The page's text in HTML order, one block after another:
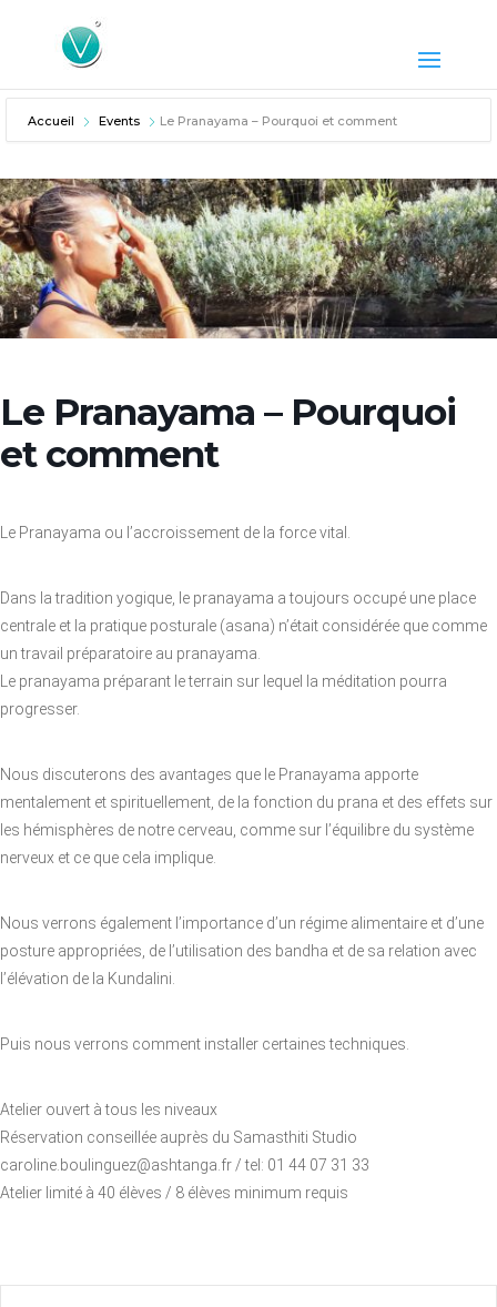
Accueil Events Le Pranayama – Pourquoi et comment
Le Pranayama – Pourquoi
et comment
Le Pranayama ou l’accroissement de la force vital.
Dans la tradition yogique, le pranayama a toujours occupé une place
centrale et la pratique posturale (asana) n’était considérée que comme
un travail préparatoire au pranayama.
Le pranayama préparant le terrain sur lequel la méditation pourra
progresser.
Nous discuterons des avantages que le Pranayama apporte
mentalement et spirituellement, de la fonction du prana et des effets sur
les hémisphères de notre cerveau, comme sur l’équilibre du système
nerveux et ce que cela implique.
Nous verrons également l’importance d’un régime alimentaire et d’une
posture appropriées, de l’utilisation des bandha et de sa relation avec
l’élévation de la Kundalini.
Puis nous verrons comment installer certaines techniques.
Atelier ouvert à tous les niveaux
Réservation conseillée auprès du Samasthiti Studio
caroline.boulinguez@ashtanga.fr / tel: 01 44 07 31 33
Atelier limité à 40 élèves / 8 élèves minimum requis